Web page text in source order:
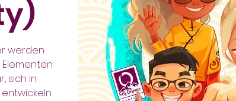
werden
sich in